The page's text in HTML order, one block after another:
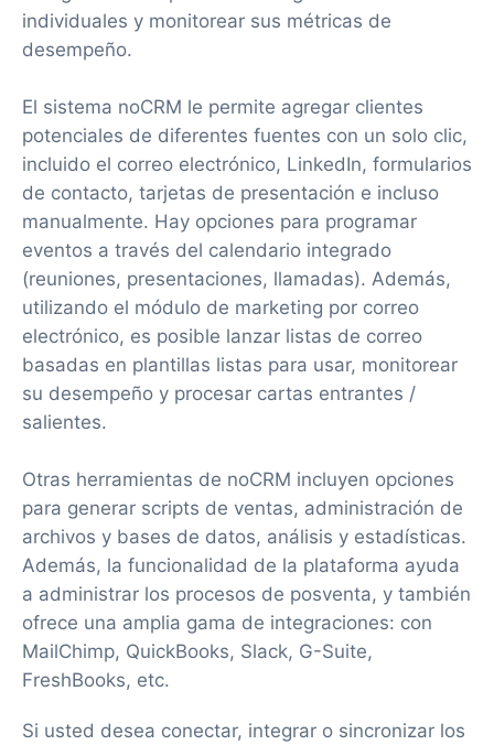
individuales y monitorear sus métricas de
desempeño.
El sistema noCRM le permite agregar clientes
potenciales de diferentes fuentes con un solo clic,
incluido el correo electrónico, LinkedIn, formularios
de contacto, tarjetas de presentación e incluso
manualmente. Hay opciones para programar
eventos a través del calendario integrado
(reuniones, presentaciones, llamadas). Además,
utilizando el módulo de marketing por correo
electrónico, es posible lanzar listas de correo
basadas en plantillas listas para usar, monitorear
su desempeño y procesar cartas entrantes /
salientes.
Otras herramientas de noCRM incluyen opciones
para generar scripts de ventas, administración de
archivos y bases de datos, análisis y estadísticas.
Además, la funcionalidad de la plataforma ayuda
a administrar los procesos de posventa, y también
ofrece una amplia gama de integraciones: con
MailChimp, QuickBooks, Slack, G-Suite,
FreshBooks, etc.
Si usted desea conectar, integrar o sincronizar los